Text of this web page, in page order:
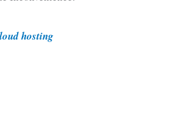
hosting